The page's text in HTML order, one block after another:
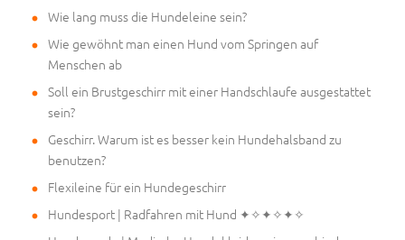
Wie lang muss die Hundeleine sein?
Wie gewöhnt man einen Hund vom Springen auf
Menschen ab
Soll ein Brustgeschirr mit einer Handschlaufe ausgestattet
sein?
Geschirr. Warum ist es besser kein Hundehalsband zu
benutzen?
Flexileine für ein Hundegeschirr
Hundesport | Radfahren mit Hund ✦✧✦✧✦✧